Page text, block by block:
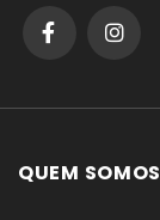
QUEM SOMOS